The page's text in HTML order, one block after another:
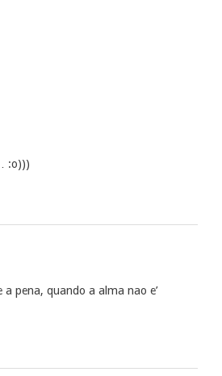
:o)))
pena, quando a alma nao e’